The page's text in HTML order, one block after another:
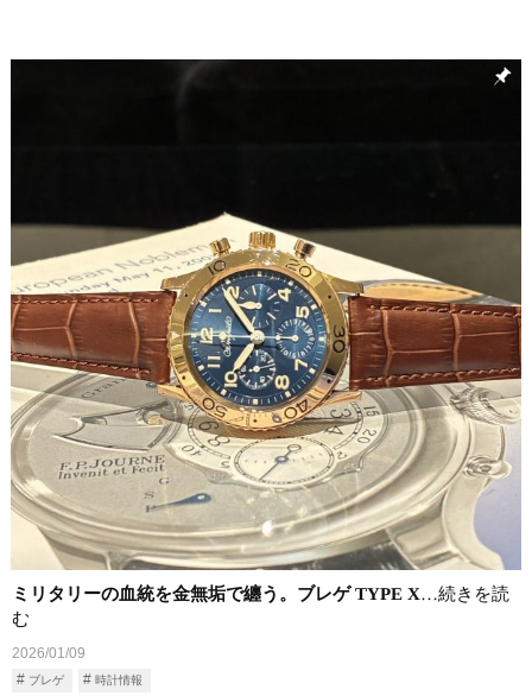
ミリタリーの血統を金無垢で纏う。ブレゲ TYPE X…続きを読
む
2026/01/09
ブレゲ 時計情報